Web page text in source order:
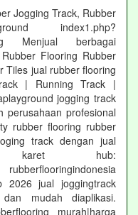
Jogging Track, Rubber
index1.php?
Menjual berbagai
Flooring Rubber
Tiles jual rubber flooring
| Running Track |
jogging track
perusahaan profesional
rubber flooring rubber
track dengan jual
karet hub:
rubberflooringindonesia
2026 jual joggingtrack
mudah diaplikasi.
murah|harga